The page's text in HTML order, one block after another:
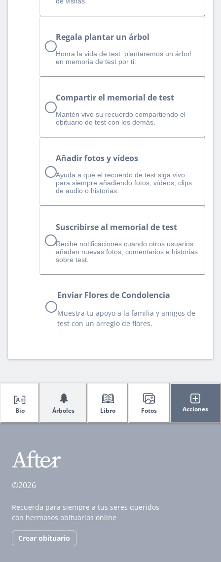
Regala plantar un árbol
Honra la vida de test: plantaremos un árbol
en memoria de test por ti.
Compartir el memorial de test
Mantén vivo su recuerdo compartiendo el
obituario de test con los demás.
Añadir fotos y vídeos
Ayuda a que el recuerdo de test siga vivo
para siempre añadiendo fotos, vídeos, clips
de audio o historias.
Suscribirse al memorial de test
Recibe notificaciones cuando otros usuarios
añadan nuevas fotos, comentarios e historias
sobre test.
Enviar Flores de Condolencia
Muestra tu apoyo a la familia y amigos de
test con un arreglo de flores.
Bio
🌲
Árboles Libro Fotos Acciones
©2026
Recuerda para siempre a tus seres queridos
con hermosos obituarios online
Crear obituario